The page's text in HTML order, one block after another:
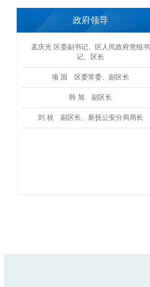
政府领导
孟庆光 区委副书记、区人民政府党组书
记、区长
项 国 区委常委、副区长
韩 旭 副区长
刘 祝 副区长、新抚公安分局局长